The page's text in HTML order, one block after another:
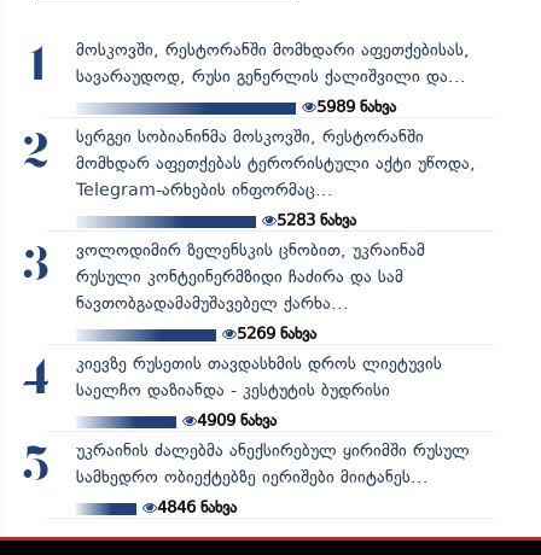
1
მოსკოვში, რესტორანში მომხდარი აფეთქებისას,
სავარაუდოდ, რუსი გენერლის ქალიშვილი და...
5989 ნახვა
2
სერგეი სობიანინმა მოსკოვში, რესტორანში
მომხდარ აფეთქებას ტერორისტული აქტი უწოდა,
Telegram-არხების ინფორმაც...
5283ნახვა
3
ვოლოდიმირ ზელენსკის ცნობით, უკრაინამ
რუსული კონტეინერმზიდი ჩაძირა და სამ
ნავთობგადამამუშავებელ ქარხა...
5269ნახვა
4
კიევზე რუსეთის თავდასხმის დროს ლიეტუვის
საელჩო დაზიანდა - კესტუტის ბუდრისი
4909ნახვა
5
უკრაინის ძალებმა ანექსირებულ ყირიმში რუსულ
სამხედრო ობიექტებზე იერიშები მიიტანეს...
4846ნახვა